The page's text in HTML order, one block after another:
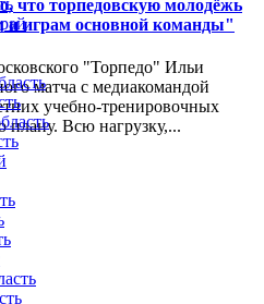
что торпедовскую молодёжь
и играм основной команды"
"Торпедо" Ильи
матча с медиакомандой
учебно-тренировочных
Всю нагрузку,...